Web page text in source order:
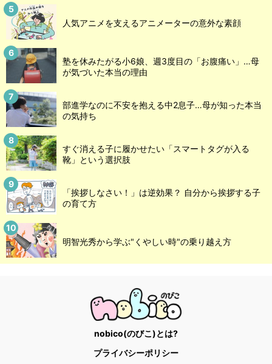
人気アニメを支えるアニメーターの意外な素顔
塾を休みたがる小6娘、週3度目の「お腹痛い」…母
が気づいた本当の理由
部進学なのに不安を抱える中2息子…母が知った本当
の気持ち
すぐ消える子に履かせたい「スマートタグが入る
靴」という選択肢
「挨拶しなさい！」は逆効果？ 自分から挨拶する子
の育て方
明智光秀から学ぶ"くやしい時"の乗り越え方
nobico(のびこ)とは?
プライバシーポリシー